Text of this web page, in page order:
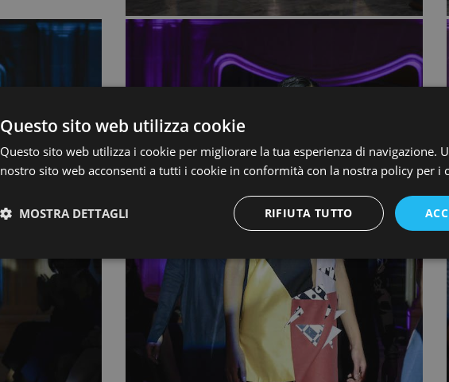
Questo sito web utilizza cookie
Questo sito web utilizza i cookie per migliorare la tua esperienza di navigazione.
nostro sito web acconsenti a tutti i cookie in conformità con la nostra policy per i
RIFIUTA TUTTO
MOSTRA DETTAGLI